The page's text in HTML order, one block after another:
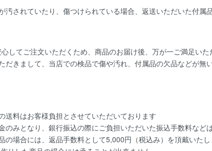
汚されていたり、傷つけられている場合、返送いただいた付
してご注文いただくため、商品のお届け後、万が一ご満足い
だきまして、当店での検品で傷や汚れ、付属品の欠品などが
送料はお客様負担とさせていただいております
のみとなり、銀行振込の際にご負担いただいた振込手数料など
の場合には、返品手数料として5,000円（税込み）を頂戴いたし